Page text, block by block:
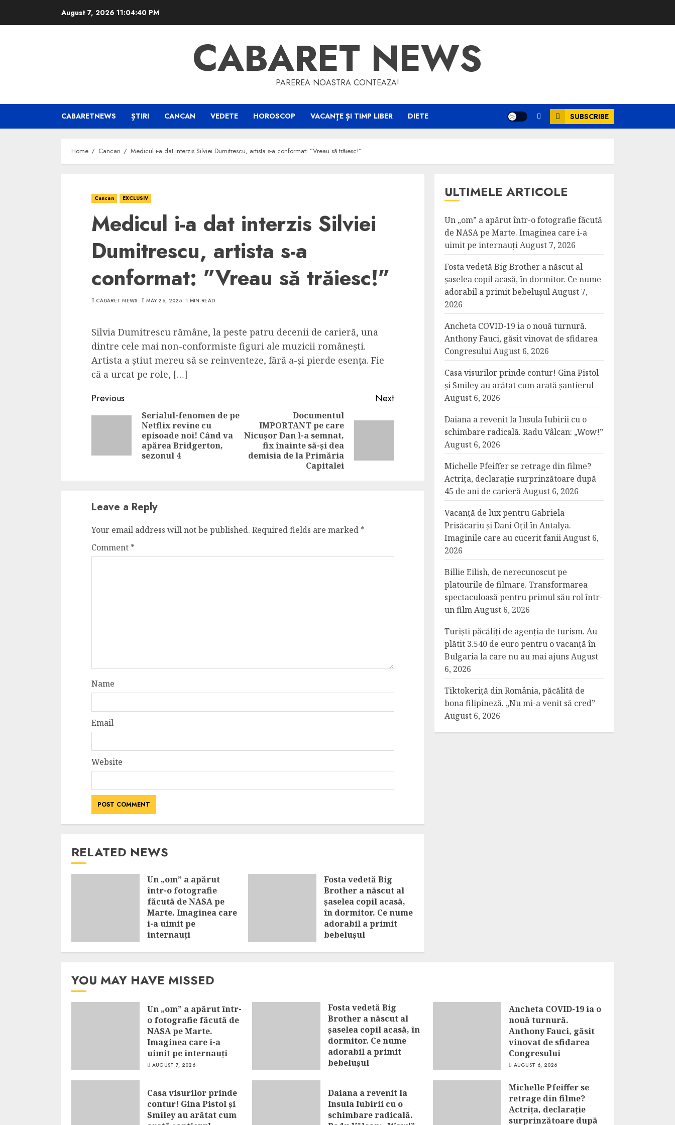
August 7, 2026 11:04:41 PM
CABARET NEWS
PAREREA NOASTRA CONTEAZA!
CABARETNEWS ȘTIRI CANCAN VEDETE HOROSCOP VACANȚE ȘI TIMP LIBER DIETE SUBSCRIBE
Home Cancan Medicul i-a dat interzis Silviei Dumitrescu, artista s-a conformat: ”Vreau să trăiesc!”
Cancan EXCLUSIV
Medicul i-a dat interzis Silviei
Dumitrescu, artista s-a
conformat: ”Vreau să trăiesc!”
CABARET NEWS MAY 26, 2025 1 MIN READ
Silvia Dumitrescu rămâne, la peste patru decenii de carieră, una
dintre cele mai non-conformiste figuri ale muzicii românești.
Artista a știut mereu să se reinventeze, fără a-și pierde esența. Fie
că a urcat pe role, […]
Continue
Reading
Previous
Previous
post:
Serialul-fenomen de pe
Netflix revine cu
episoade noi! Când va
apărea Bridgerton,
sezonul 4
Next
Next
post:
Documentul
IMPORTANT pe care
Nicușor Dan l-a semnat,
fix înainte să-și dea
demisia de la Primăria
Capitalei
Leave a Reply
Your email address will not be published. Required fields are marked *
Comment *
Name
Email
Website
RELATED NEWS
Un „om” a apărut
într-o fotografie
făcută de NASA pe
Marte. Imaginea care
i-a uimit pe
internauți
Fosta vedetă Big
Brother a născut al
șaselea copil acasă,
în dormitor. Ce nume
adorabil a primit
bebelușul
ULTIMELE ARTICOLE
Un „om” a apărut într-o fotografie făcută
de NASA pe Marte. Imaginea care i-a
uimit pe internauțiAugust 7, 2026
Fosta vedetă Big Brother a născut al
șaselea copil acasă, în dormitor. Ce nume
adorabil a primit bebelușulAugust 7,
2026
Ancheta COVID-19 ia o nouă turnură.
Anthony Fauci, găsit vinovat de sfidarea
CongresuluiAugust 6, 2026
Casa visurilor prinde contur! Gina Pistol
și Smiley au arătat cum arată șantierul
August 6, 2026
Daiana a revenit la Insula Iubirii cu o
schimbare radicală. Radu Vâlcan: „Wow!”
August 6, 2026
Michelle Pfeiffer se retrage din filme?
Actrița, declarație surprinzătoare după
45 de ani de carierăAugust 6, 2026
Vacanță de lux pentru Gabriela
Prisăcariu și Dani Oțil în Antalya.
Imaginile care au cucerit faniiAugust 6,
2026
Billie Eilish, de nerecunoscut pe
platourile de filmare. Transformarea
spectaculoasă pentru primul său rol într-
un filmAugust 6, 2026
Turiști păcăliți de agenția de turism. Au
plătit 3.540 de euro pentru o vacanță în
Bulgaria la care nu au mai ajuns August
6, 2026
Tiktokeriță din România, păcălită de
bona filipineză. „Nu mi-a venit să cred”
August 6, 2026
YOU MAY HAVE MISSED
Un „om” a apărut într-
o fotografie făcută de
NASA pe Marte.
Imaginea care i-a
uimit pe internauți
AUGUST 7, 2026
Fosta vedetă Big
Brother a născut al
șaselea copil acasă, în
dormitor. Ce nume
adorabil a primit
bebelușul
Ancheta COVID-19 ia o
nouă turnură.
Anthony Fauci, găsit
vinovat de sfidarea
Congresului
AUGUST 6, 2026
Casa visurilor prinde
contur! Gina Pistol și
Smiley au arătat cum
Daiana a revenit la
Insula Iubirii cu o
schimbare radicală.
Michelle Pfeiffer se
retrage din filme?
Actrița, declarație
surprinzătoare după